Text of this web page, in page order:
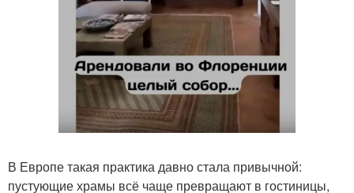
В Европе такая практика давно стала привычной:
пустующие храмы всё чаще превращают в гостиницы,